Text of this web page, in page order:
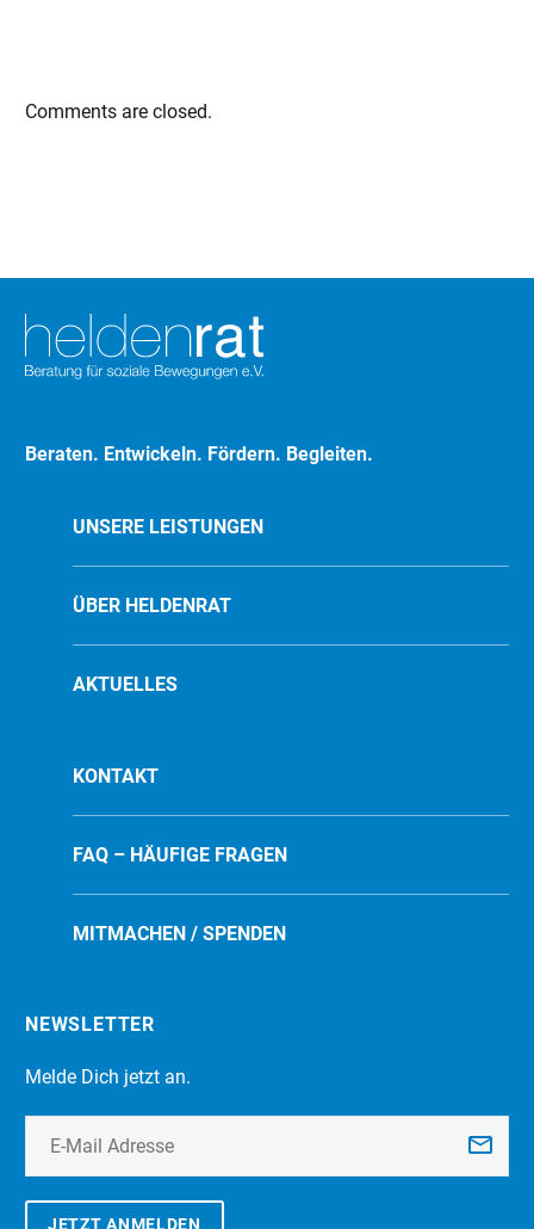
Comments are closed.
Beraten. Entwickeln. Fördern. Begleiten.
UNSERE LEISTUNGEN
ÜBER HELDENRAT
AKTUELLES
KONTAKT
FAQ – HÄUFIGE FRAGEN
MITMACHEN / SPENDEN
NEWSLETTER
Melde Dich jetzt an.
JETZT ANMELDEN